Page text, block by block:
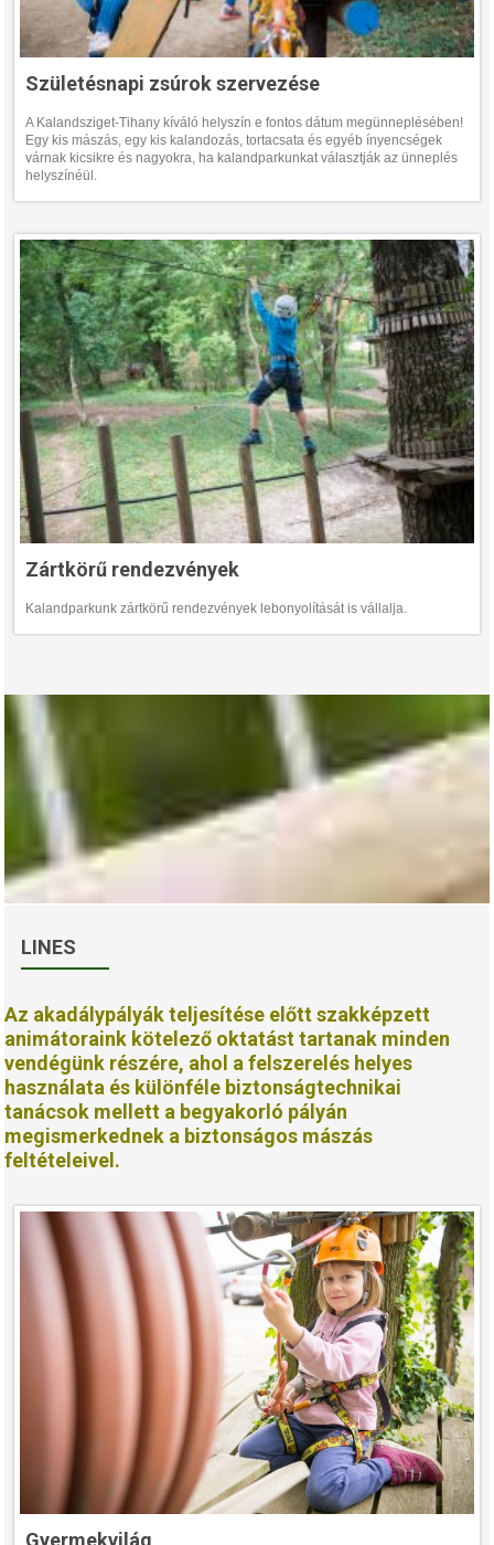
Születésnapi zsúrok szervezése
A Kalandsziget-Tihany kíváló helyszín e fontos dátum megünneplésében!
Egy kis mászás, egy kis kalandozás, tortacsata és egyéb ínyencségek
várnak kicsikre és nagyokra, ha kalandparkunkat választják az ünneplés
helyszínéül.
Zártkörű rendezvények
Kalandparkunk zártkörű rendezvények lebonyolítását is vállalja.
LINES
Az akadálypályák teljesítése előtt szakképzett
animátoraink kötelező oktatást tartanak minden
vendégünk részére, ahol a felszerelés helyes
használata és különféle biztonságtechnikai
tanácsok mellett a begyakorló pályán
megismerkednek a biztonságos mászás
feltételeivel.